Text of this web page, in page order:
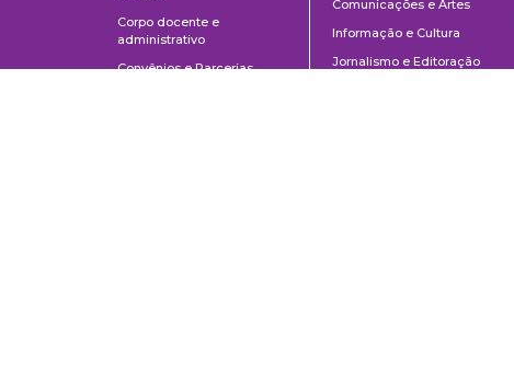
Corpo docente e
administrativo
Convênios e Parcerias
Comunicações e Artes
Informação e Cultura
Jornalismo e Editoração